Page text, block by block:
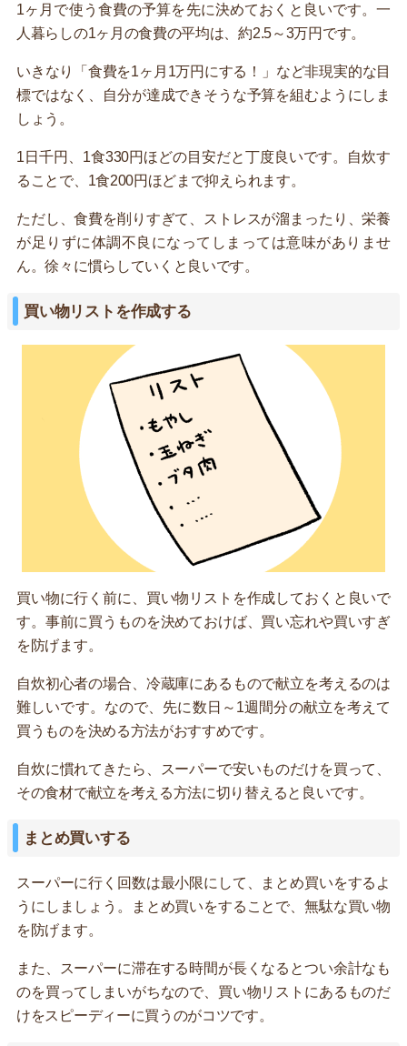
1ヶ月で使う食費の予算を先に決めておくと良いです。一
人暮らしの1ヶ月の食費の平均は、約2.5～3万円です。
いきなり「食費を1ヶ月1万円にする！」など非現実的な目
標ではなく、自分が達成できそうな予算を組むようにしま
しょう。
1日千円、1食330円ほどの目安だと丁度良いです。自炊す
ることで、1食200円ほどまで抑えられます。
ただし、食費を削りすぎて、ストレスが溜まったり、栄養
が足りずに体調不良になってしまっては意味がありませ
ん。徐々に慣らしていくと良いです。
買い物リストを作成する
買い物に行く前に、買い物リストを作成しておくと良いで
す。事前に買うものを決めておけば、買い忘れや買いすぎ
を防げます。
自炊初心者の場合、冷蔵庫にあるもので献立を考えるのは
難しいです。なので、先に数日～1週間分の献立を考えて
買うものを決める方法がおすすめです。
自炊に慣れてきたら、スーパーで安いものだけを買って、
その食材で献立を考える方法に切り替えると良いです。
まとめ買いする
スーパーに行く回数は最小限にして、まとめ買いをするよ
うにしましょう。まとめ買いをすることで、無駄な買い物
を防げます。
また、スーパーに滞在する時間が長くなるとつい余計なも
のを買ってしまいがちなので、買い物リストにあるものだ
けをスピーディーに買うのがコツです。